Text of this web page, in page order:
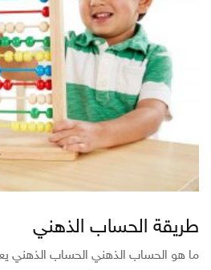
طريقة الحساب الذهني
ما هو الحساب الذهني الحساب الذهني